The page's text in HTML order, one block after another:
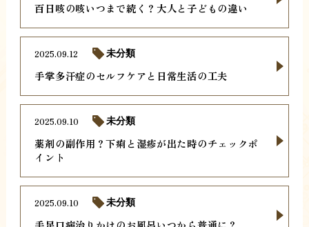
百日咳の咳いつまで続く？大人と子どもの違い
手掌多汗症のセルフケアと日常生活の工夫
2025.09.12 未分類
薬剤の副作用？下痢と湿疹が出た時のチェックポ
イント
2025.09.10 未分類
2025.09.10 未分類